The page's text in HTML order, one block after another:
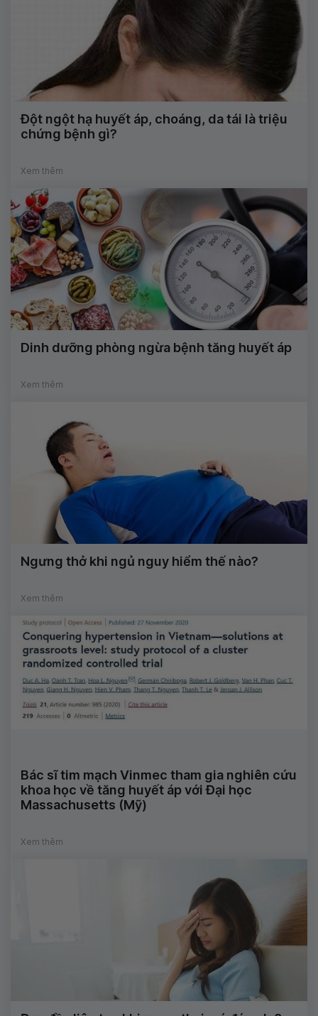
Đột ngột hạ huyết áp, choáng, da tái là triệu
chứng bệnh gì?
Xem thêm
Dinh dưỡng phòng ngừa bệnh tăng huyết áp
Xem thêm
Ngưng thở khi ngủ nguy hiểm thế nào?
Xem thêm
Bác sĩ tim mạch Vinmec tham gia nghiên cứu
khoa học về tăng huyết áp với Đại học
Massachusetts (Mỹ)
Xem thêm